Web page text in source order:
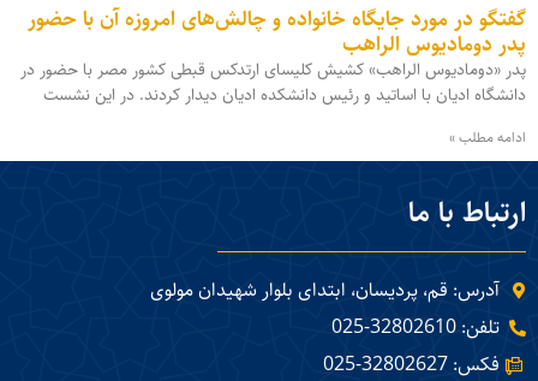
گفتگو در مورد جایگاه خانواده و چالش‌های امروزه آن با حضور
پدر دومادیوس الراهب
پدر «دومادیوس الراهب» کشیش کلیسای ارتدکس قبطی کشور مصر با حضور در
دانشگاه ادیان با اساتید و رئیس دانشکده ادیان دیدار کردند. در این نشست
ادامه مطلب »
ارتباط با ما
آدرس: قم، پردیسان، ابتدای بلوار شهیدان مولوی
تلفن: 32802610-025
فکس: 32802627-025